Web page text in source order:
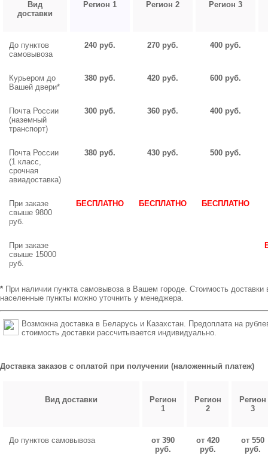
Вид
доставки
Регион 1 Регион 2 Регион 3
До пунктов
самовывоза
240 руб. 270 руб. 400 руб.
Курьером до
Вашей двери*
380 руб. 420 руб. 600 руб.
Почта России
(наземный
транспорт)
300 руб. 360 руб. 400 руб.
Почта России
(1 класс,
срочная
авиадоставка)
380 руб. 430 руб. 500 руб.
При заказе
свыше 9800
руб.
БЕСПЛАТНО БЕСПЛАТНО БЕСПЛАТНО
При заказе
свыше 15000
руб.
* При наличии пункта самовывоза в Вашем городе. Стоимость доставки
населенные пункты можно уточнить у менеджера.
Возможна доставка в Беларусь и Казахстан. Предоплата на
стоимость доставки рассчитывается индивидуально.
Доставка заказов с оплатой при получении (наложенный платеж)
Вид доставки
Регион
1
Регион
2
Регион
3
До пунктов самовывоза
от 390
руб.
от 420
руб.
от 550
руб.